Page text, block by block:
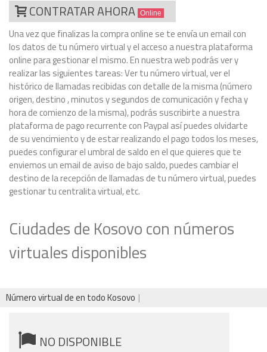
CONTRATAR AHORA Online
Una vez que finalizas la compra online se te envía un email con
los datos de tu número virtual y el acceso a nuestra plataforma
online para gestionar el mismo. En nuestra web podrás ver y
realizar las siguientes tareas: Ver tu número virtual, ver el
histórico de llamadas recibidas con detalle de la misma (número
origen, destino , minutos y segundos de comunicación y fecha y
hora de comienzo de la misma), podrás suscribirte a nuestra
plataforma de pago recurrente con Paypal así puedes olvidarte
de su vencimiento y de estar realizando el pago todos los meses,
puedes configurar el umbral de saldo en el que quieres que te
enviemos un email de aviso de bajo saldo, puedes cambiar el
destino de la recepción de llamadas de tu número virtual, puedes
gestionar tu centralita virtual, etc.
Ciudades de Kosovo con números
virtuales disponibles
Número virtual de en todo Kosovo
NO DISPONIBLE